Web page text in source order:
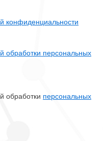
конфиденциальности
обработки персональных
обработки персональных